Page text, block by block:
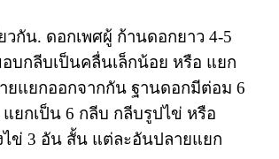
กัน. ดอกเพศผู้ ก้านดอกยาว 4-5
บกลีบเป็นคลื่นเล็กน้อย หรือ แยก
ยแยกออกจากกัน ฐานดอกมีต่อม 6
ยกเป็น 6 กลีบ กลีบรูปไข่ หรือ
ข่ 3 อัน สั้น แต่ละอันปลายแยก